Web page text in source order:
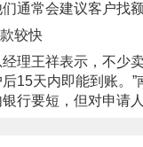
通常会建议客户找
较快
理王祥表示，不少
15天内即能到账。
行要短，但对申请